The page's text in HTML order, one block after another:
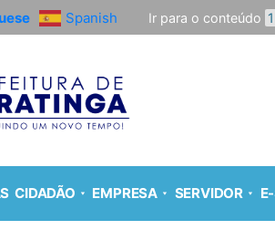
Spanish Ir para o conteúdo 1
CIDADÃO EMPRESA SERVIDOR